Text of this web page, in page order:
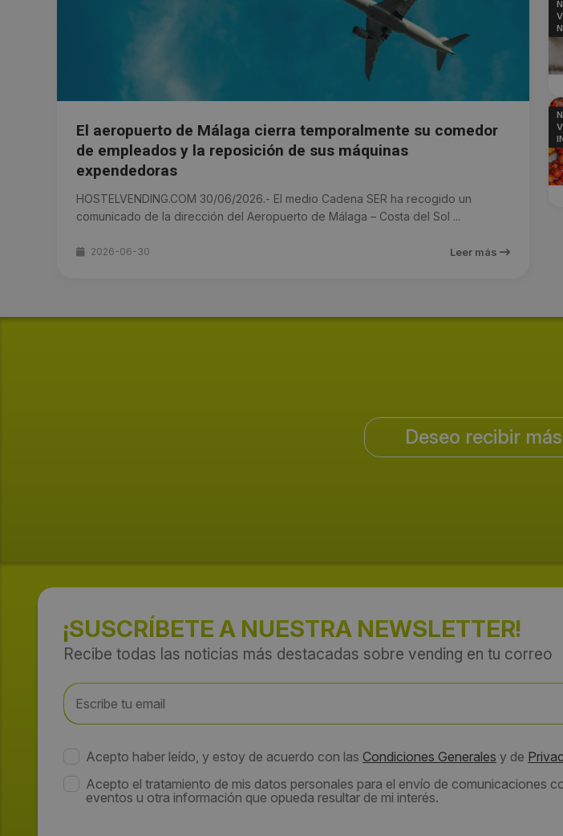
El aeropuerto de Málaga cierra temporalmente su comedor
de empleados y la reposición de sus máquinas
expendedoras
HOSTELVENDING.COM 30/06/2026.- El medio Cadena SER ha recogido un
comunicado de la dirección del Aeropuerto de Málaga – Costa del Sol ...
2026-06-30 Leer más
Deseo recibir
¡SUSCRÍBETE A NUESTRA NEWSLETTER!
Recibe todas las noticias más destacadas sobre vending en tu correo
Acepto haber leído, y estoy de acuerdo con las Condiciones Generales y de
Acepto el tratamiento de mis datos personales para el envío de comunicaciones
eventos u otra información que opueda resultar de mi interés.